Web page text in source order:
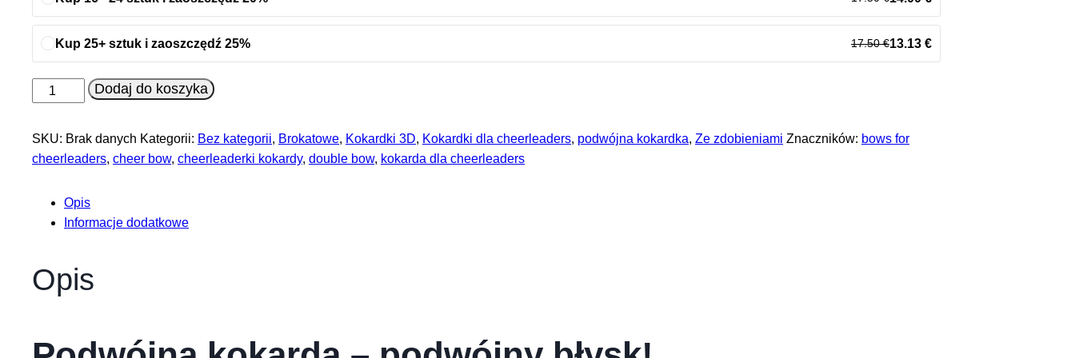
Kup 25+ sztuk i zaoszczędź 25% 17.50€13.13 €
ilość
Podwójna
Dodaj do koszyka
SKU: Brak danych Kategorii: Bez kategorii, Brokatowe, Kokardki 3D, Kokardki dla cheerleaders, podwójna kokardka, Ze zdobieniami Znaczników: bows for
cheerleaders, cheer bow, cheerleaderki kokardy, double bow, kokarda dla cheerleaders
Opis
Informacje dodatkowe
Opis